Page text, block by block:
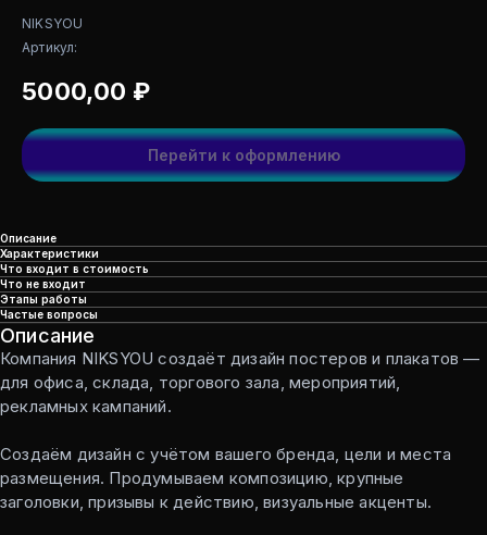
NIKSYOU
Артикул:
5000,00 ₽
Перейти к оформлению
Описание
Характеристики
Что входит в стоимость
Что не входит
Этапы работы
Частые вопросы
Описание
Компания NIKSYOU создаёт дизайн постеров и плакатов —
для офиса, склада, торгового зала, мероприятий,
рекламных кампаний.
Создаём дизайн с учётом вашего бренда, цели и места
размещения. Продумываем композицию, крупные
заголовки, призывы к действию, визуальные акценты.